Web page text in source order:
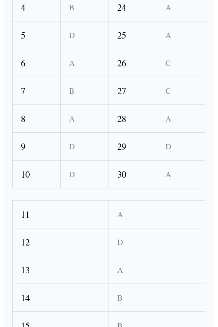
4 B 24 A
5 D 25 A
6 A 26 C
7 B 27 C
8 A 28 A
9 D 29 D
10 D 30 A
11 A
12 D
13 A
14 B